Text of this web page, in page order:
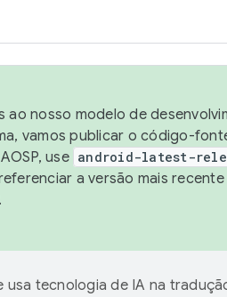
ao nosso modelo de
vamos publicar o código-
use android-latest-
a versão mais
usa tecnologia de IA na